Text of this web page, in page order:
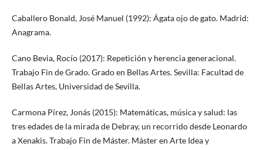
Caballero Bonald, José Manuel (1992): Ágata ojo de gato. Madrid:
Anagrama.
Cano Bevia, Rocío (2017): Repetición y herencia generacional.
Trabajo Fin de Grado. Grado en Bellas Artes. Sevilla: Facultad de
Bellas Artes, Universidad de Sevilla.
Carmona Pírez, Jonás (2015): Matemáticas, música y salud: las
tres edades de la mirada de Debray, un recorrido desde Leonardo
a Xenakis. Trabajo Fin de Máster. Máster en Arte Idea y